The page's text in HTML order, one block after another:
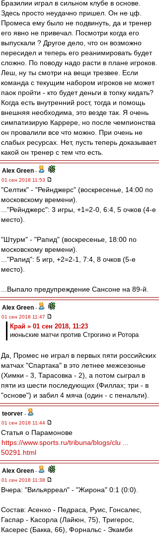
Бразилии играл в сильном клубе в основе.
Здесь просто неудачно пришел. Он не цф.
Промеса ему было не подвинуть, да и тренер
его явно не привечал. Посмотри когда его
выпускали ? Другое дело, что он возможно
пересидел и теперь его реанимировать будет
сложно. По поводу надо расти в плане игроков.
Леш, ну ты смотри на вещи трезвее. Если
команда с текущим набором игроков не может
паок пройти - кто будет деньги в топку кидать?
Когда есть внутренний рост, тогда и помощь
внешняя необходима, это везде так. Я очень
симпатизирую Каррере, но после чемпионства
он провалили все что можно. При очень не
слабых ресурсах. Нет, пусть теперь доказывает
какой он тренер с тем что есть.
Alex Green -
01 сен 2018 11:53
"Селтик" - "Рейнджерс" (воскресенье, 14:00 по
московскому времени).
..."Рейнджерс": 3 игры, +1=2-0, 6:4, 5 очков (4-е
место).
"Штурм" - "Рапид" (воскресенье, 18:00 по
московскому времени).
..."Рапид": 5 игр, +2=2-1, 7:4, 8 очков (5-е
место).
...Выпало предупреждение Сансоне на 89-й.
Alex Green -
01 сен 2018 11:47
Край » 01 сен 2018, 11:23
июньские матчи против Строгино и Ротора
Да, Промес не играл в первых пяти российских
матчах "Спартака" в это летнее межсезонье
(Химки - 3, Тарасовка - 2), а потом сыграл в
пяти из шести последующих (Филлах; три - в
"основе") и забил 4 мяча (один - с пенальти).
teorver -
01 сен 2018 11:44
Статья о Парамонове
https://www.sports.ru/tribuna/blogs/clu ...
50291.html
Alex Green -
01 сен 2018 11:38
Вчера: "Вильярреал" - "Жирона" 0:1 (0:0).
Состав: Асенхо - Педраса, Руис, Гонсалес,
Гаспар - Касорла (Лайюн, 75), Тригерос,
Касерес (Бакка, 66), Форнальс - Экамби